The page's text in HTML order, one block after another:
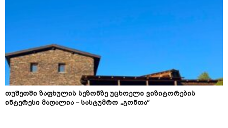
თუშეთში ზაფხულის სეზონზე უცხოელი ვიზიტორების
ინტერესი მაღალია – სასტუმრო „გონთა“